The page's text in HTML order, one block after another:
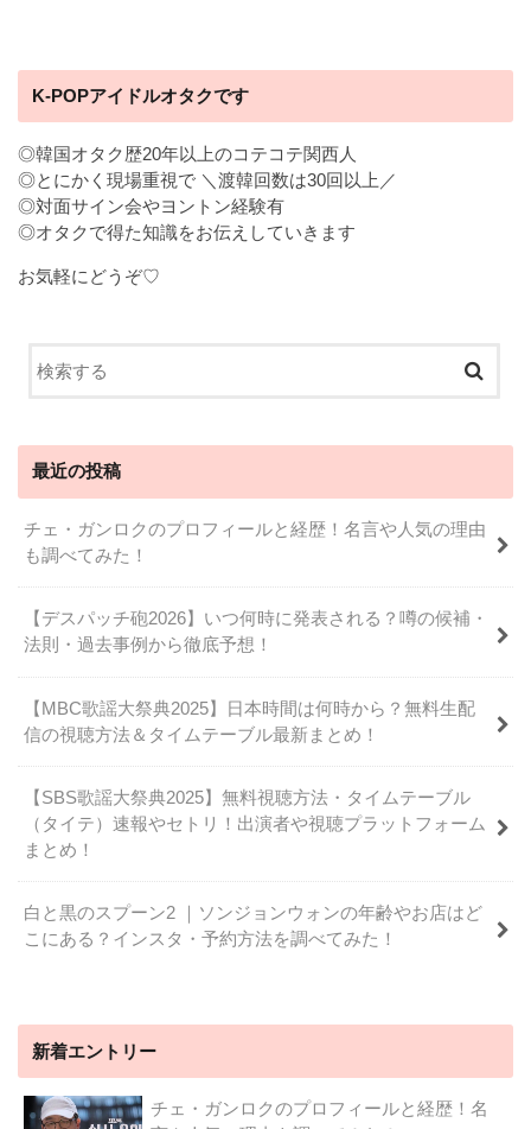
K-POPアイドルオタクです
◎韓国オタク歴20年以上のコテコテ関西人
◎とにかく現場重視で ＼渡韓回数は30回以上／
◎対面サイン会やヨントン経験有
◎オタクで得た知識をお伝えしていきます
お気軽にどうぞ♡
最近の投稿
チェ・ガンロクのプロフィールと経歴！名言や人気の理由
も調べてみた！
【デスパッチ砲2026】いつ何時に発表される？噂の候補・
法則・過去事例から徹底予想！
【MBC歌謡大祭典2025】日本時間は何時から？無料生配
信の視聴方法＆タイムテーブル最新まとめ！
【SBS歌謡大祭典2025】無料視聴方法・タイムテーブル
（タイテ）速報やセトリ！出演者や視聴プラットフォーム
まとめ！
白と黒のスプーン2 ｜ソンジョンウォンの年齢やお店はど
こにある？インスタ・予約方法を調べてみた！
新着エントリー
チェ・ガンロクのプロフィールと経歴！名